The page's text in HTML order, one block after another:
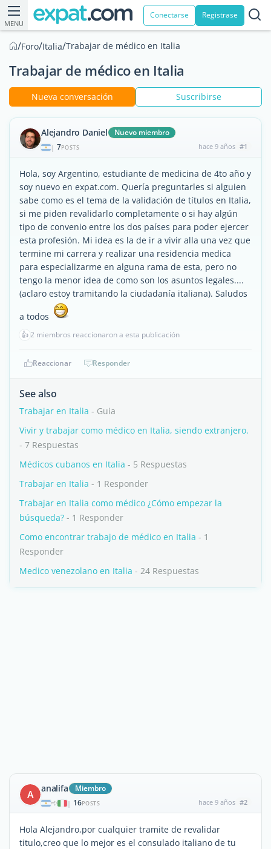
MENU
Conectarse Registrase
/Foro/Italia/Trabajar de médico en Italia
Trabajar de médico en Italia
Nueva conversación Suscribirse
Alejandro Daniel Nuevo miembro
| 7POSTS hace 9 años #1
Hola, soy Argentino, estudiante de medicina de 4to año y
soy nuevo en expat.com. Quería preguntarles si alguien
sabe como es el tema de la validación de títulos en Italia,
si me piden revalidarlo completamente o si hay algún
tipo de convenio entre los dos países para poder ejercer
esta profesión. Mi idea es la de ir a vivir alla una vez que
termine mi carrera y realizar una residencia medica
para especializarme en alguna rama de esta, pero no
tengo la menor idea de como son los asuntos legales....
(aclaro estoy tramitando la ciudadanía italiana). Saludos
a todos
👍2 miembros reaccionaron a esta publicación
Reaccionar Responder
See also
Trabajar en Italia - Guia
Vivir y trabajar como médico en Italia, siendo extranjero.
- 7 Respuestas
Médicos cubanos en Italia - 5 Respuestas
Trabajar en Italia - 1 Responder
Trabajar en Italia como médico ¿Cómo empezar la
búsqueda? - 1 Responder
Como encontrar trabajo de médico en Italia - 1
Responder
Medico venezolano en Italia - 24 Respuestas
A analifa Miembro
| 16POSTS hace 9 años #2
Hola Alejandro,por cualquier tramite de revalidar
titulo,creo que lo mejor es el consulado italiano de tu